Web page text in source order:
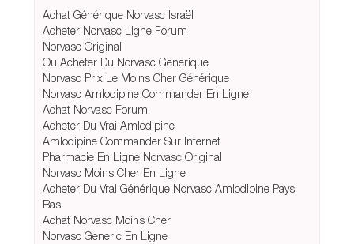
Achat Générique Norvasc Israël
Acheter Norvasc Ligne Forum
Norvasc Original
Ou Acheter Du Norvasc Generique
Norvasc Prix Le Moins Cher Générique
Norvasc Amlodipine Commander En Ligne
Achat Norvasc Forum
Acheter Du Vrai Amlodipine
Amlodipine Commander Sur Internet
Pharmacie En Ligne Norvasc Original
Norvasc Moins Cher En Ligne
Acheter Du Vrai Générique Norvasc Amlodipine Pays
Bas
Achat Norvasc Moins Cher
Norvasc Generic En Ligne